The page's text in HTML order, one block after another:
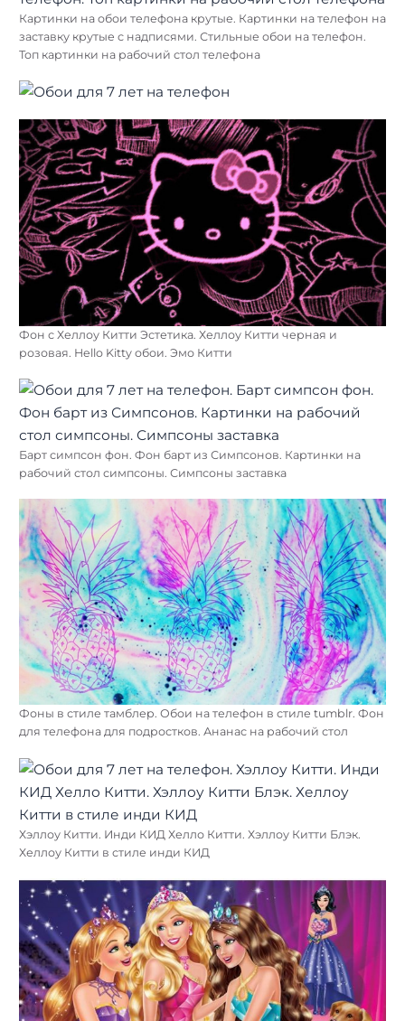
Картинки на обои телефона крутые. Картинки на телефон на
заставку крутые с надписями. Стильные обои на телефон.
Топ картинки на рабочий стол телефона
Фон с Хеллоу Китти Эстетика. Хеллоу Китти черная и
розовая. Hello Kitty обои. Эмо Китти
Барт симпсон фон. Фон барт из Симпсонов. Картинки на
рабочий стол симпсоны. Симпсоны заставка
Фоны в стиле тамблер. Обои на телефон в стиле tumblr. Фон
для телефона для подростков. Ананас на рабочий стол
Хэллоу Китти. Инди КИД Хелло Китти. Хэллоу Китти Блэк.
Хеллоу Китти в стиле инди КИД